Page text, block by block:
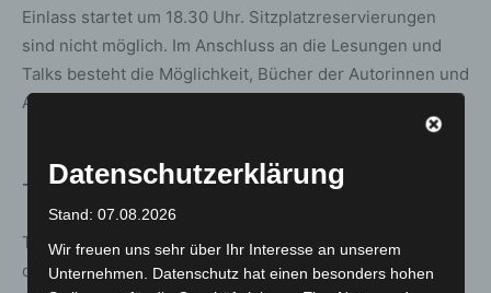
Einlass startet um 18.30 Uhr. Sitzplatzreservierungen
sind nicht möglich. Im Anschluss an die Lesungen und
Talks besteht die Möglichkeit, Bücher der Autorinnen und
Autoren signieren zu lassen.
Tickets, Anreise und Parken
Tickets sind ab sofort online über eventim.de sowie in
den Vorverkaufsstellen der HAZ & NP im Theater am
Datenschutzerklärung
Stand: 07.08.2026
Wir freuen uns sehr über Ihr Interesse an unserem
Unternehmen. Datenschutz hat einen besonders hohen